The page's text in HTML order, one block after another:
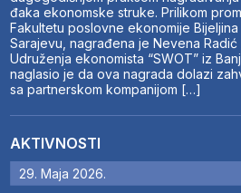
đaka ekonomske struke. Prilikom
Fakultetu poslovne ekonomije
Sarajevu, nagrađena je Nevena
Udruženja ekonomista “SWOT” iz
naglasio je da ova nagrada dolazi
sa partnerskom kompanijom […]
AKTIVNOSTI
29. Maja 2026.